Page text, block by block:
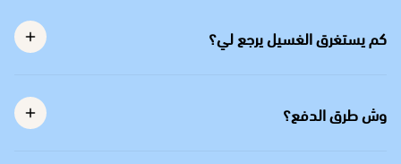
كم يستغرق الغسيل يرجع لي؟
وش طرق الدفع؟